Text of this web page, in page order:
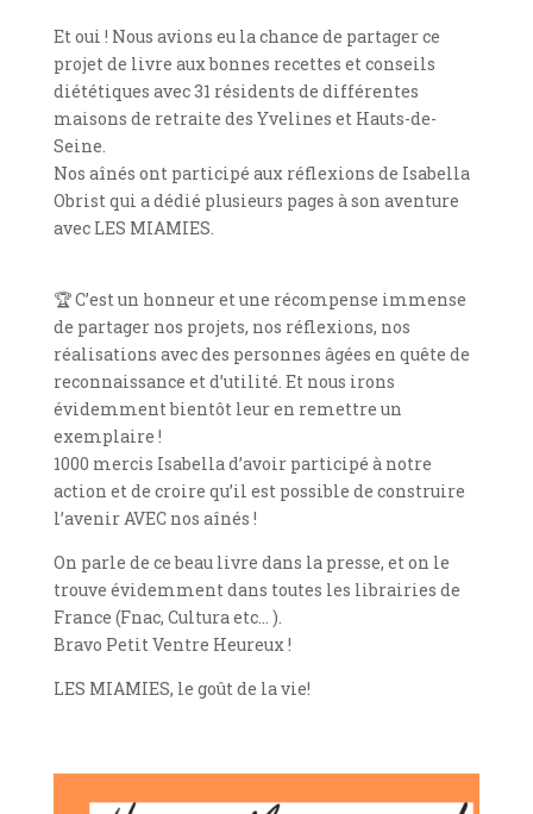
Et oui ! Nous avions eu la chance de partager ce
projet de livre aux bonnes recettes et conseils
diététiques avec 31 résidents de différentes
maisons de retraite des Yvelines et Hauts-de-
Seine.
Nos aînés ont participé aux réflexions de Isabella
Obrist qui a dédié plusieurs pages à son aventure
avec LES MIAMIES.
🏆C’est un honneur et une récompense immense
de partager nos projets, nos réflexions, nos
réalisations avec des personnes âgées en quête de
reconnaissance et d’utilité. Et nous irons
évidemment bientôt leur en remettre un
exemplaire !
1000 mercis Isabella d’avoir participé à notre
action et de croire qu’il est possible de construire
l’avenir AVEC nos aînés !
On parle de ce beau livre dans la presse, et on le
trouve évidemment dans toutes les librairies de
France (Fnac, Cultura etc… ).
Bravo Petit Ventre Heureux !
LES MIAMIES, le goût de la vie!